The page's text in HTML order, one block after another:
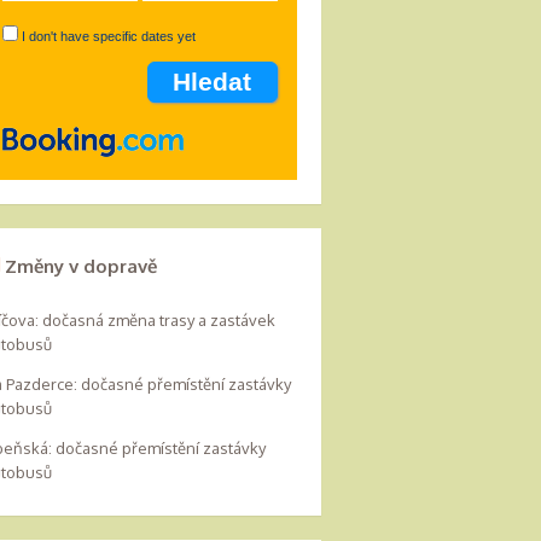
I don't have specific dates yet
Změny v dopravě
dočasná změna trasy a zastávek
Pazderce: dočasné přemístění zastávky
dočasné přemístění zastávky